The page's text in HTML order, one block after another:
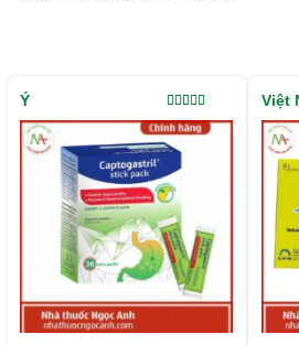
Được xếp
hạng5.00
sao
Ý Việt